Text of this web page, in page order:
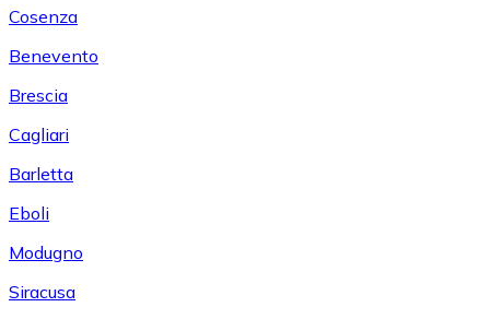
Cosenza
Benevento
Brescia
Cagliari
Barletta
Eboli
Modugno
Siracusa